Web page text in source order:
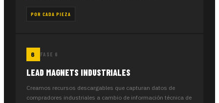
POR CADA PIEZA
FASE 6
LEAD MAGNETS INDUSTRIALES
Creamos recursos descargables que capturan datos de
compradores industriales a cambio de información técnica de